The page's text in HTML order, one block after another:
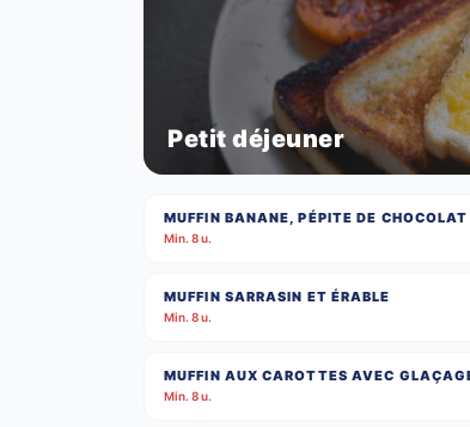
Petit déjeuner
MUFFIN BANANE, PÉPITE DE
Min. 8 u.
MUFFIN SARRASIN ET ÉRABLE
Min. 8 u.
MUFFIN AUX CAROTTES AVEC
Min. 8 u.